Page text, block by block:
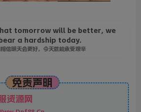
tomorrow will be better, we
a hardship today.
信明天会更好，今天就能承受艰辛
免责声明
资源网